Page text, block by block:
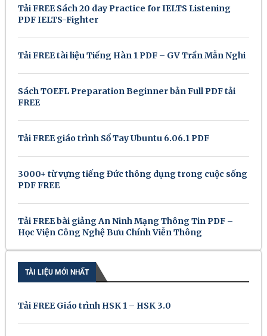
Tải FREE Sách 20 day Practice for IELTS Listening
PDF IELTS-Fighter
Tải FREE tài liệu Tiếng Hàn 1 PDF – GV Trần Mẫn Nghi
Sách TOEFL Preparation Beginner bản Full PDF tải
FREE
Tải FREE giáo trình Sổ Tay Ubuntu 6.06.1 PDF
3000+ từ vựng tiếng Đức thông dụng trong cuộc sống
PDF FREE
Tải FREE bài giảng An Ninh Mạng Thông Tin PDF –
Học Viện Công Nghệ Bưu Chính Viễn Thông
TÀI LIỆU MỚI NHẤT
Tải FREE Giáo trình HSK 1 – HSK 3.0